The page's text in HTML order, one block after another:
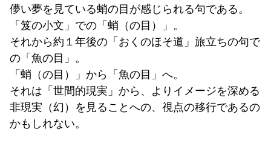
儚い夢を見ている蛸の目が感じられる句である。
「笈の小文」での「蛸（の目）」。
それから約１年後の「おくのほそ道」旅立ちの句で
の「魚の目」。
「蛸（の目）」から「魚の目」へ。
それは「世間的現実」から、よりイメージを深める
非現実（幻）を見ることへの、視点の移行であるの
かもしれない。